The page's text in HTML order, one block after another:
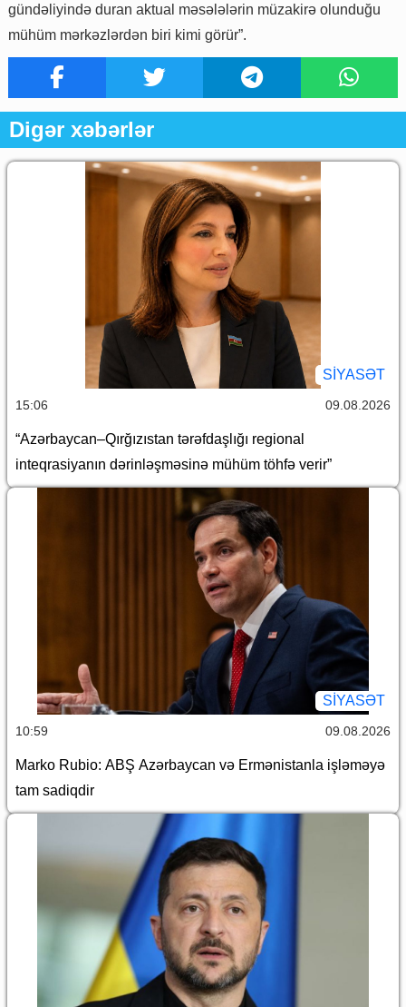
gündəliyində duran aktual məsələlərin müzakirə olunduğu
mühüm mərkəzlərdən biri kimi görür”.
Digər xəbərlər
SİYASƏT
15:06 09.08.2026
“Azərbaycan–Qırğızıstan tərəfdaşlığı regional
inteqrasiyanın dərinləşməsinə mühüm töhfə verir”
SİYASƏT
10:59 09.08.2026
Marko Rubio: ABŞ Azərbaycan və Ermənistanla işləməyə
tam sadiqdir